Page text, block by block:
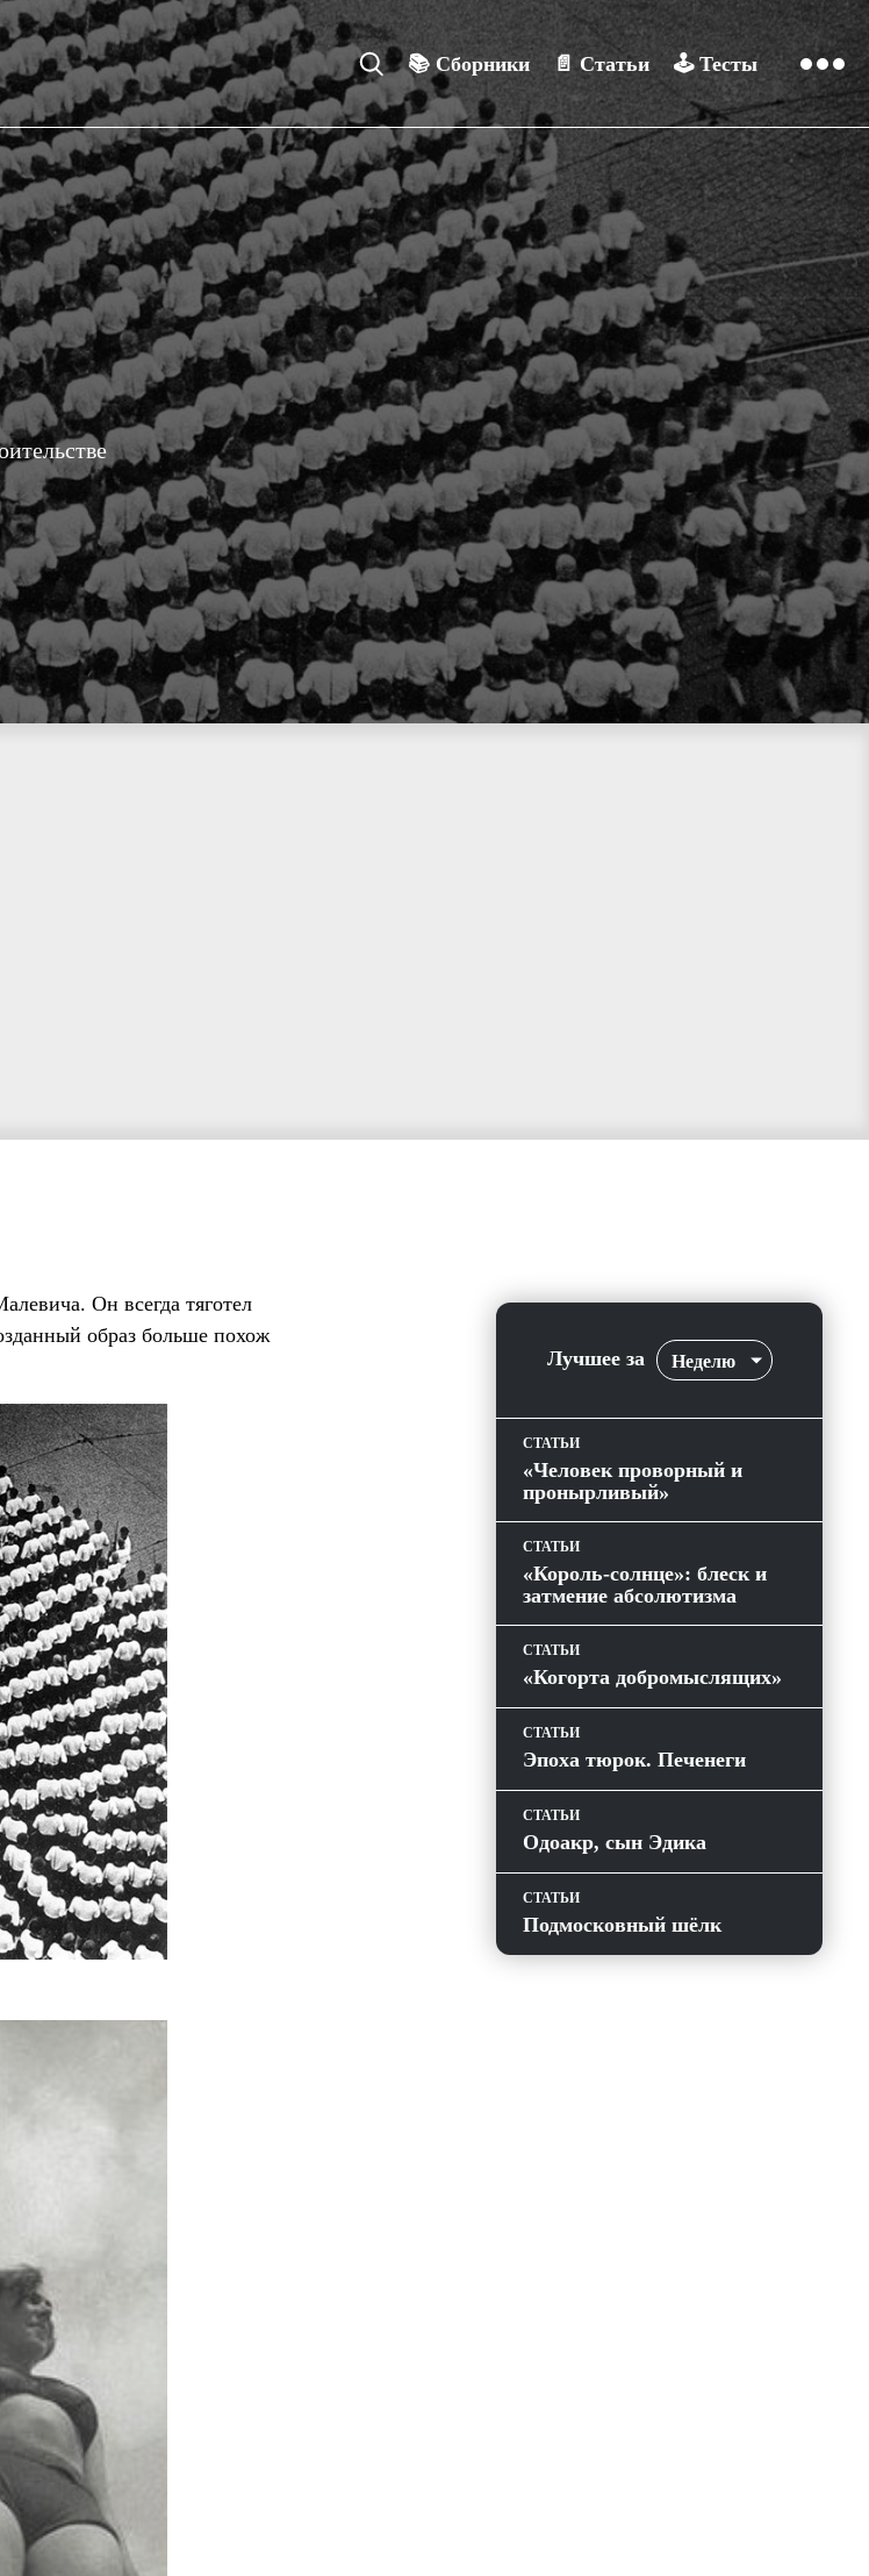
📚 Сборники 📄Статьи 🕹️ Тесты
Он всегда тяготел
образ больше похож
Лучшее за Неделю
СТАТЬИ
«Человек проворный и
пронырливый»
СТАТЬИ
«Король-солнце»: блеск и
затмение абсолютизма
СТАТЬИ
«Когорта добромыслящих»
СТАТЬИ
Эпоха тюрок. Печенеги
СТАТЬИ
Одоакр, сын Эдика
СТАТЬИ
Подмосковный шёлк